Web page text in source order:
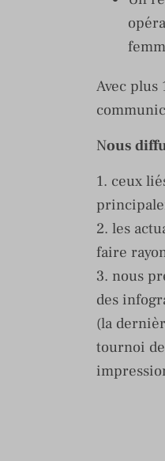
Avec plus
Nous
1. ceux
2. les
faire
3. nous
des
(la
tournoi